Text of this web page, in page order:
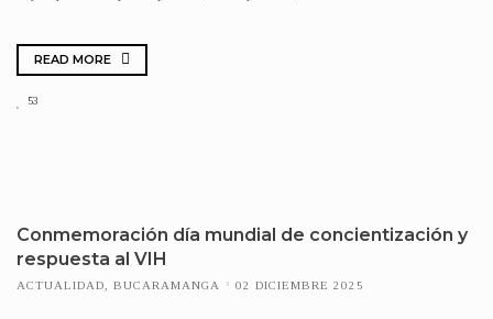
READ MORE
53
Conmemoración día mundial de concientización y
respuesta al VIH
ACTUALIDAD BUCARAMANGA 02 DICIEMBRE 2025